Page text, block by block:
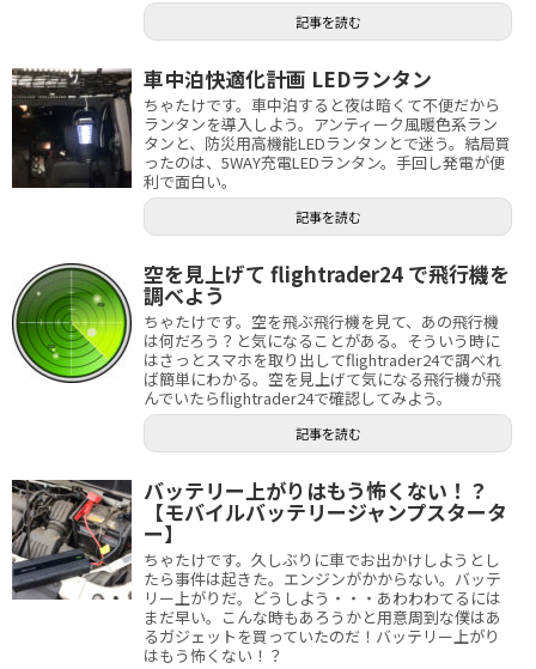
記事を読む
車中泊快適化計画 LEDランタン
ちゃたけです。車中泊すると夜は暗くて不便だから
ランタンを導入しよう。アンティーク風暖色系ラン
タンと、防災用高機能LEDランタンとで迷う。結局買
ったのは、5WAY充電LEDランタン。手回し発電が便
利で面白い。
記事を読む
空を見上げて flightrader24 で飛行機を
調べよう
ちゃたけです。空を飛ぶ飛行機を見て、あの飛行機
は何だろう？と気になることがある。そういう時に
はさっとスマホを取り出してflightrader24で調べれ
ば簡単にわかる。空を見上げて気になる飛行機が飛
んでいたらflightrader24で確認してみよう。
記事を読む
バッテリー上がりはもう怖くない！？
【モバイルバッテリージャンプスタータ
ー】
ちゃたけです。久しぶりに車でお出かけしようとし
たら事件は起きた。エンジンがかからない。バッテ
リー上がりだ。どうしよう・・・あわわわてるには
まだ早い。こんな時もあろうかと用意周到な僕はあ
るガジェットを買っていたのだ！バッテリー上がり
はもう怖くない！？